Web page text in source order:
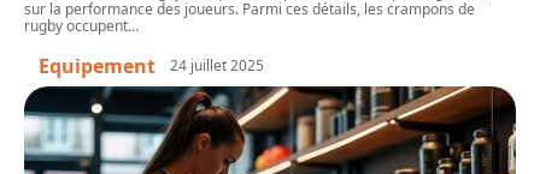
sur la performance des joueurs. Parmi ces détails, les crampons de
rugby occupent…
Equipement 24 juillet 2025